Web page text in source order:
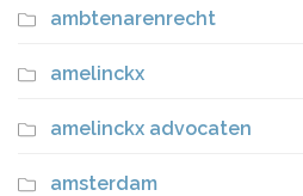
ambtenarenrecht
amelinckx
amelinckx advocaten
amsterdam